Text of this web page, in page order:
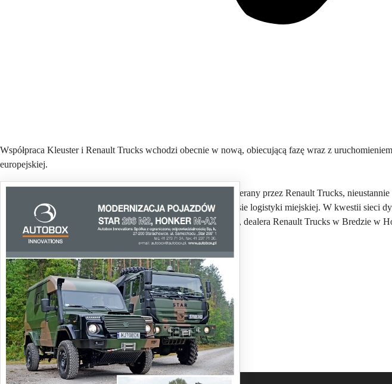
Współpraca Kleuster i Renault Trucks wchodzi obecnie w nową, obiecującą fazę wraz z
europejskiej.
Opierając się na dziesięcioletnim doświadczeniu, Kleuster, wspierany przez Renault Trucks,
bezpieczeństwa, aby zaoferować wydajne rozwiązanie w zakresie logistyki miejskiej. W kwestii
w salonie rowerów cargo w Centrum Zero Emisji Bluekens BV, dealera Renault Trucks w Bredzie w
Tekst: Jarosław Brach
Zdjęcia: Producent